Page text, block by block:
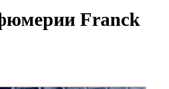
Franck